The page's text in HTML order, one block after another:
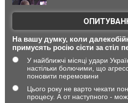
На вашу думку, коли
примусять росію сісти за стіл
У найближчі місяці удари
настільки болючими, що
поновити перемовини
Цього року не варто чекати
процесу. А от наступного -